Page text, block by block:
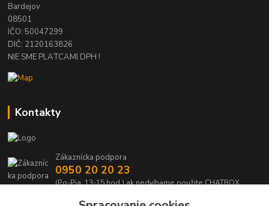
Bardejov
08501
IČO: 50047299
DIČ: 2120163826
NIE SME PLATCAMI DPH !
Kontakty
Zákaznícka podpora
0950 20 20 23
(Po-Pia, 13-15 hod.) ak nedvíhame použite CHATBOX